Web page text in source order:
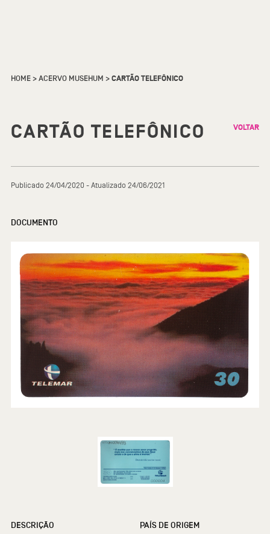
HOME>ACERVO MUSEHUM >CARTÃO TELEFÔNICO
CARTÃO TELEFÔNICO VOLTAR
Publicado 24/04/2020 - Atualizado 24/06/2021
DOCUMENTO
DESCRIÇÃO PAÍS DE ORIGEM